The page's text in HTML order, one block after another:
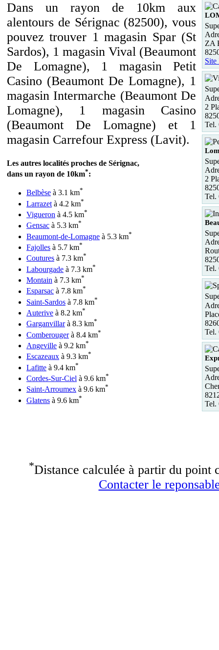
Dans un rayon de 10km aux
alentours de Sérignac (82500), vous
pouvez trouver 1 magasin Spar (St
Sardos), 1 magasin Vival (Beaumont
De Lomagne), 1 magasin Petit
Casino (Beaumont De Lomagne), 1
magasin Intermarche (Beaumont De
Lomagne), 1 magasin Casino
(Beaumont De Lomagne) et 1
magasin Carrefour Express (Lavit).
Les autres localités proches de Sérignac,
dans un rayon de 10km*:
Belbèse à 3.1 km*
Larrazet à 4.2 km*
Vigueron à 4.5 km*
Gensac à 5.3 km*
Beaumont-de-Lomagne à 5.3 km*
Fajolles à 5.7 km*
Coutures à 7.3 km*
Labourgade à 7.3 km*
Montain à 7.3 km*
Esparsac à 7.8 km*
Saint-Sardos à 7.8 km*
Auterive à 8.2 km*
Garganvillarà 8.3 km*
Comberougerà 8.4 km*
Angeville à 9.2 km*
Escazeaux à 9.3 km*
Lafitte à 9.4 km*
Cordes-Sur-Ciel à 9.6 km*
Saint-Arroumex à 9.6 km*
Glatens à 9.6 km*
ZA
Site
2
Tel.
2
Tel.
Tel.
Tel.
Tel.
*Distance calculée à partir du point
Contacter le